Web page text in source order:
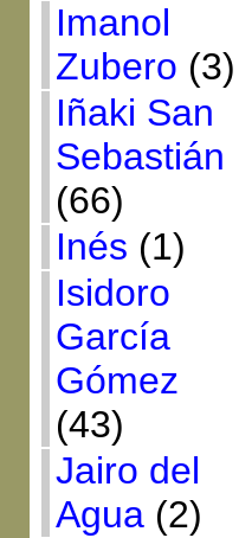
Imanol
Zubero (3)
Iñaki San
Sebastián
(66)
Inés (1)
Isidoro
García
Gómez
(43)
Jairo del
Agua(2)